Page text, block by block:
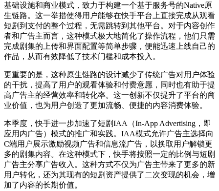
基础设施和商业模式，致力于构建一个基于服务号的Native原
生链路。这一举措使得用户能够在快手平台上直接完成从观看
短剧到支付的整个过程，无需跳转到其他平台。对于内容创作
者和广告主而言，这种模式极大地简化了操作流程，他们只需
完成剧集的上传和界面配置等简单步骤，便能迅速上线自己的
作品，从而有效降低了技术门槛和成本投入。
更重要的是，这种原生链路的设计减少了传统广告对用户体验
的干扰，提高了用户的观看体验和付费意愿，同时也有助于提
高广告主的经营效率和转化率。这一创新不仅提升了平台的商
业价值，也为用户创造了更加流畅、便捷的内容消费体验。
本季度，快手进一步加速了短剧IAA（In-App Advertising，即
应用内广告）模式的推广和实践。IAA模式允许广告主选择向
C端用户展示激励视频广告和信息流广告，以换取用户解锁更
多的剧集内容。在这种模式下，快手将按照一定的比例与短剧
广告主分享广告收入。这种方式不仅为广告主带来了更多的新
用户转化，还为其现有的短剧资产提供了二次变现的机会，增
加了内容的长期价值。